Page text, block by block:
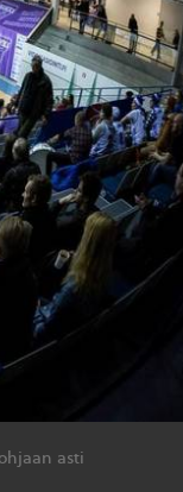
asti